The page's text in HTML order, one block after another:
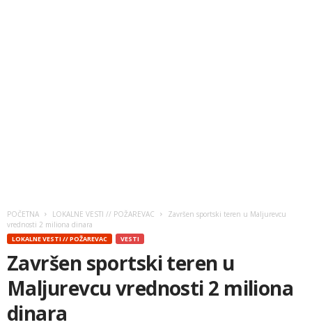
POČETNA LOKALNE VESTI // POŽAREVAC
Završen sportski teren u Maljurevcu
vrednosti 2 miliona dinara
LOKALNE VESTI // POŽAREVAC VESTI
Završen sportski teren u
Maljurevcu vrednosti 2 miliona
dinara